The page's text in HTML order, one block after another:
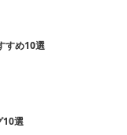
すめ10選
10選